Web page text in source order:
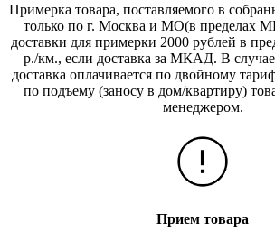
Примерка товара, поставляемого в
только по г. Москва и МО(в пределах
доставки для примерки 2000 рублей в
р./км., если доставка за МКАД. В случае
доставка оплачивается по двойному
по подъему (заносу в дом/квартиру)
менеджером.
Прием товара